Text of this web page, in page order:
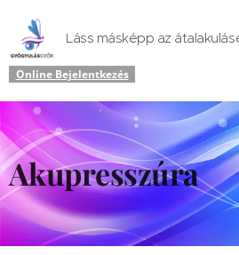
Láss másképp az
Online Bejelentkezés
Akupresszúra